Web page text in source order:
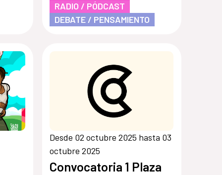
RADIO / PÓDCAST
DEBATE / PENSAMIENTO
Desde 02 octubre 2025 hasta 03
octubre 2025
Convocatoria 1 Plaza